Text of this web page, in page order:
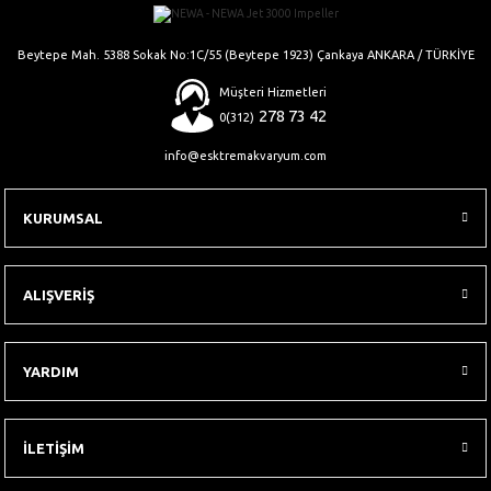
Gönder
Beytepe Mah. 5388 Sokak No:1C/55 (Beytepe 1923) Çankaya ANKARA / TÜRKİYE
Müşteri Hizmetleri
0(312) 278 73 42
info@esktremakvaryum.com
KURUMSAL
ALIŞVERİŞ
YARDIM
İLETİŞİM